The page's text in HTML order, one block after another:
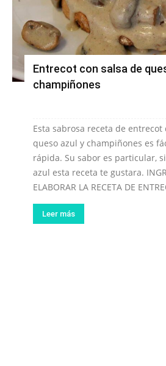
Entrecot con salsa de
champiñones
Esta sabrosa receta de entrecot
queso azul y champiñones es
rápida. Su sabor es particular,
azul esta receta te gustara.
ELABORAR LA RECETA DE
Leer más